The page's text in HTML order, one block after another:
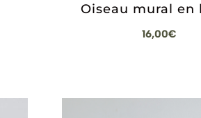
Oiseau mural en
16,00€